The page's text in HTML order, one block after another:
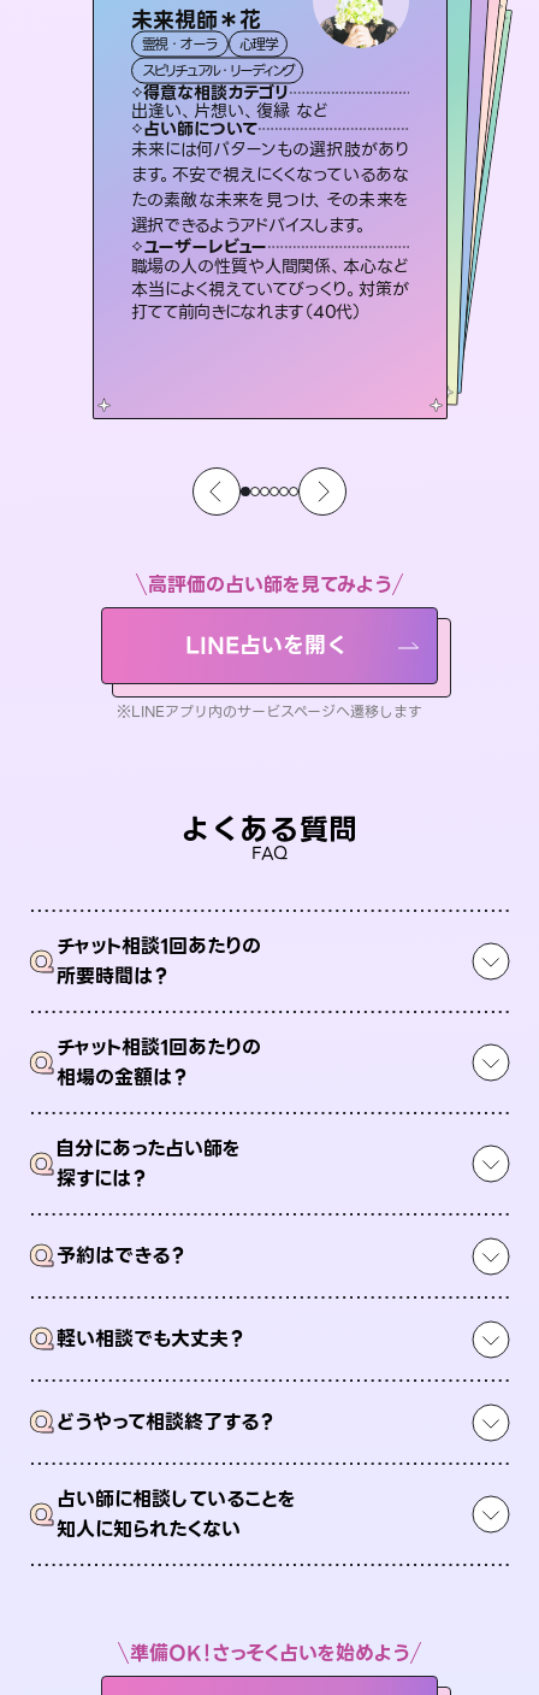
未来視師＊花
霊視・オーラ
心理学
スピリチュアル・リーディング
得意な相談カテゴリ
出逢い、片想い、復縁 など
占い師について
未来には何パターンもの選択肢があり
ます。不安で視えにくくなっているあな
たの素敵な未来を見つけ、その未来を
選択できるようアドバイスします。
ユーザーレビュー
職場の人の性質や人間関係、本心など
本当によく視えていてびっくり。対策が
打てて前向きになれます（40代）
彗望（すいぼう）
霊視・オーラ 透視
スピリチュアル・リーディング
得意な相談カテゴリ
片想い、あの人の気持ち、復縁 など
占い師について
3,700年以上の歴史を持つ東洋最古の
占術「易占」で詳細まで占い、幸せへ向
かう道筋を示します。厳しい結果にも具
体的な対策をお伝えします。
ユーザーレビュー
複雑な背景もしっかり聞いて鑑定して
いただけました。気持ちが楽になりまし
た（50代 女性）
アイリス -iris-
西洋占星術 タロット
ルーン
得意な相談カテゴリ
恋愛総合、片想い、二人の未来 など
占い師について
復縁、恋愛、不倫の行方、同性愛や片
思い、仕事関係や借金問題まで知りた
いことや心の負担になっていることを
紐解き、背中をそっと押して導きます。
ユーザーレビュー
安心感のあり、言い切ってくれる所や濁
さない鑑定のおかげで、毎回自分の気
持ちを整えられます（30代 男性）
桃源珠羽 とうげんみう
霊視・オーラ
スピリチュアル・リーディング
得意な相談カテゴリ
片想い、あの人の気持ち、復縁 など
占い師について
恋愛のお悩みの中でも特に「曖昧な関係」の相談を得意としており、友達以上恋人未満なお相手との今後や本音を丁寧に読み解き恋愛成就へと導きます。
ユーザーレビュー
鑑定していただいてアドバイス通りに行
動すると仲が復活してきました。ありが
とうございました（40代 女性）
おう 霊感オラクル
霊視・オーラ
オラクルカード
得意な相談カテゴリ
恋愛総合、あの人の気持ち など
占い師について
霊視×オラクルカードを使って「今」と
「未来」そして「気になるあの人の気持
ち」まで丁寧に読み解き、恋や人生のヒ
ントを優しく引き出します。
ユーザーレビュー
不安な気持ちが嘘みたいに晴れまし
た…！よく視えていらっしゃるんだなと
感じました（40代 女性）
セラピスト理恵
霊視・オーラ タロット
スピリチュアル・リーディング
得意な相談カテゴリ
片想い、二人の未来、年の差 など
占い師について
連絡再開、復縁、成就などの報告実績
多数。セラピストとして2万超の施術経
験があるからこそできる鑑定で、より良
い未来をサポートします。
ユーザーレビュー
とても心温まる鑑定でした。しかもこち
らは何も言っていないのに視えていらっ
しゃるんだなと驚きです（30代女性）
高評価の占い師を見てみよう
LINE占いを開く
※LINEアプリ内のサービスページへ遷移します
よくある質問
FAQ
Qチャット相談1回あたりの
所要時間は？
Qチャット相談1回あたりの
相場の金額は？
Q自分にあった占い師を
探すには？
Q予約はできる？
Q軽い相談でも大丈夫？
Qどうやって相談終了する？
Q占い師に相談していることを
知人に知られたくない
準備OK！さっそく占いを始めよう